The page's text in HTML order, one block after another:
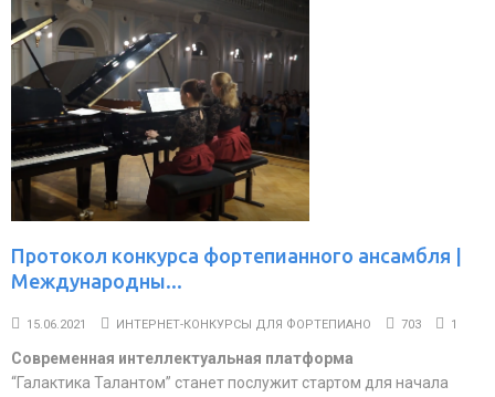
Протокол конкурса фортепианного ансамбля |
Международны...
15.06.2021 ИНТЕРНЕТ-КОНКУРСЫ ДЛЯ ФОРТЕПИАНО 703 1
Современная интеллектуальная платформа
“Галактика Талантом” станет послужит стартом для начала